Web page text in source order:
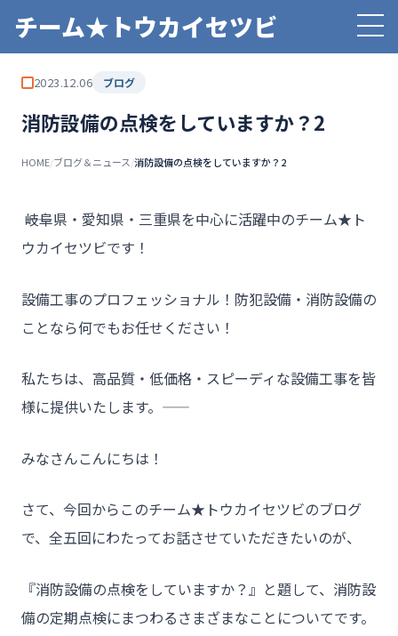
チーム★トウカイセツビ
2023.12.06 ブログ
消防設備の点検をしていますか？2
HOME/ブログ＆ニュース/消防設備の点検をしていますか？2
――岐阜県・愛知県・三重県を中心に活躍中のチーム★ト
ウカイセツビです！
設備工事のプロフェッショナル！防犯設備・消防設備の
ことなら何でもお任せください！
私たちは、高品質・低価格・スピーディな設備工事を皆
様に提供いたします。――
みなさんこんにちは！
さて、今回からこのチーム★トウカイセツビのブログ
で、全五回にわたってお話させていただきたいのが、
『消防設備の点検をしていますか？』と題して、消防設
備の定期点検にまつわるさまざまなことについてです。